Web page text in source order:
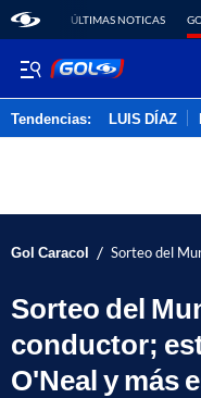
ÚLTIMAS NOTICAS
Tendencias: LUIS DÍAZ
Gol Caracol / Sorteo del
Sorteo del
conductor;
O'Neal y más